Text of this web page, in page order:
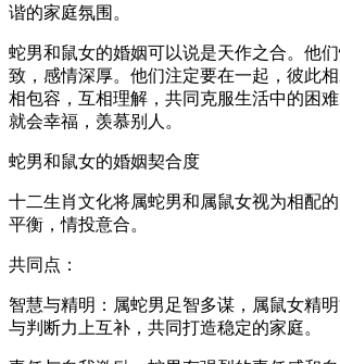
谐的家庭氛围。
蛇男和鼠女的婚姻可以说是天作之合。他
致，感情深厚。他们注定要在一起，彼此
相包容，互相理解，共同克服生活中的困
就会幸福，羡慕别人。
蛇男和鼠女的婚姻契合度
十二生肖文化将属蛇男和属鼠女视为相配
平衡，情投意合。
共同点：
智慧与精明：属蛇男足智多谋，属鼠女精
与判断力上互补，共同打造稳定的家庭。